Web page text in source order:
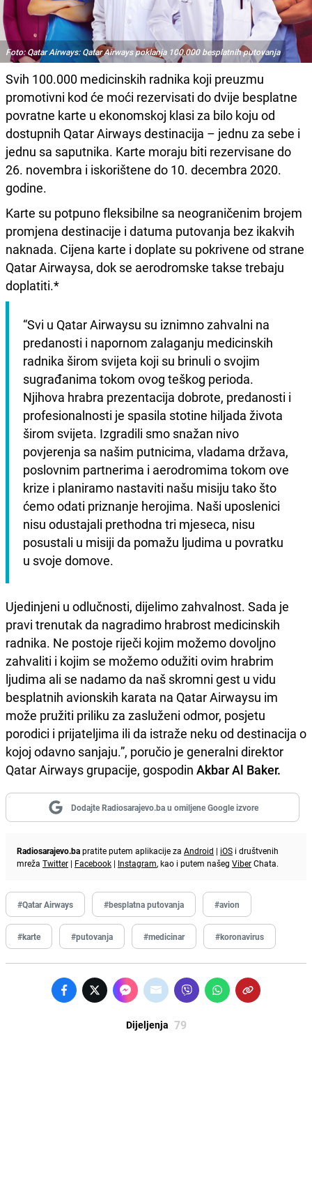
Foto: Qatar Airways: Qatar Airways poklanja 100.000 besplatnih putovanja
Svih 100.000 medicinskih radnika koji preuzmu
promotivni kod će moći rezervisati do dvije besplatne
povratne karte u ekonomskoj klasi za bilo koju od
dostupnih Qatar Airways destinacija – jednu za sebe i
jednu sa saputnika. Karte moraju biti rezervisane do
26. novembra i iskorištene do 10. decembra 2020.
godine.
Karte su potpuno fleksibilne sa neograničenim brojem
promjena destinacije i datuma putovanja bez ikakvih
naknada. Cijena karte i doplate su pokrivene od strane
Qatar Airwaysa, dok se aerodromske takse trebaju
doplatiti.*
“Svi u Qatar Airwaysu su iznimno zahvalni na
predanosti i napornom zalaganju medicinskih
radnika širom svijeta koji su brinuli o svojim
sugrađanima tokom ovog teškog perioda.
Njihova hrabra prezentacija dobrote, predanosti i
profesionalnosti je spasila stotine hiljada života
širom svijeta. Izgradili smo snažan nivo
povjerenja sa našim putnicima, vladama država,
poslovnim partnerima i aerodromima tokom ove
krize i planiramo nastaviti našu misiju tako što
ćemo odati priznanje herojima. Naši uposlenici
nisu odustajali prethodna tri mjeseca, nisu
posustali u misiji da pomažu ljudima u povratku
u svoje domove.
Ujedinjeni u odlučnosti, dijelimo zahvalnost. Sada je
pravi trenutak da nagradimo hrabrost medicinskih
radnika. Ne postoje riječi kojim možemo dovoljno
zahvaliti i kojim se možemo odužiti ovim hrabrim
ljudima ali se nadamo da naš skromni gest u vidu
besplatnih avionskih karata na Qatar Airwaysu im
može pružiti priliku za zasluženi odmor, posjetu
porodici i prijateljima ili da istraže neku od destinacija o
kojoj odavno sanjaju.”, poručio je generalni direktor
Qatar Airways grupacije, gospodin Akbar Al Baker.
Dodajte Radiosarajevo.ba u omiljene Google izvore
Radiosarajevo.bapratite putem aplikacije za Android | iOS i društvenih
mreža Twitter | Facebook | Instagram, kao i putem našeg ViberChata.
#Qatar Airways #besplatna putovanja #avion
#karte #putovanja #medicinar #koronavirus
Dijeljenja 79